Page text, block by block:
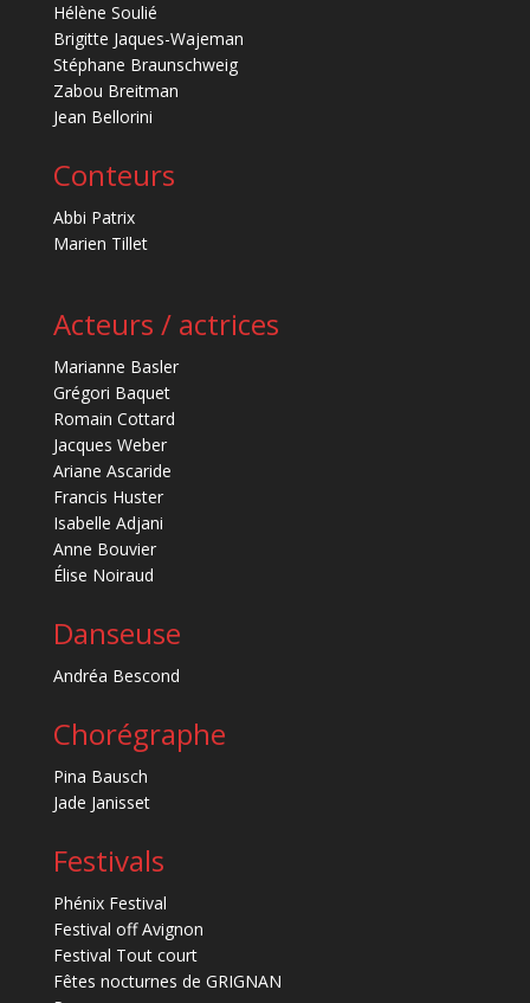
Hélène Soulié
Brigitte Jaques-Wajeman
Stéphane Braunschweig
Zabou Breitman
Jean Bellorini
Conteurs
Abbi Patrix
Marien Tillet
Acteurs / actrices
Marianne Basler
Grégori Baquet
Romain Cottard
Jacques Weber
Ariane Ascaride
Francis Huster
Isabelle Adjani
Anne Bouvier
Élise Noiraud
Danseuse
Andréa Bescond
Chorégraphe
Pina Bausch
Jade Janisset
Festivals
Phénix Festival
Festival off Avignon
Festival Tout court
Fêtes nocturnes de GRIGNAN